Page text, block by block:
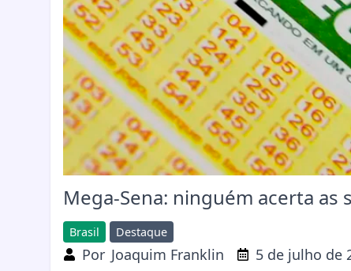
Mega-Sena: ninguém acerta as
Brasil Destaque
Por Joaquim Franklin 5 de julho de